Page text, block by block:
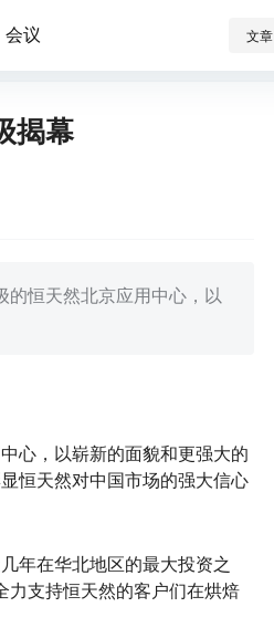
会议 文章
揭幕
的恒天然北京应用中心，以
心，以崭新的面貌和更强大的
恒天然对中国市场的强大信心
年在华北地区的最大投资之
力支持恒天然的客户们在烘焙